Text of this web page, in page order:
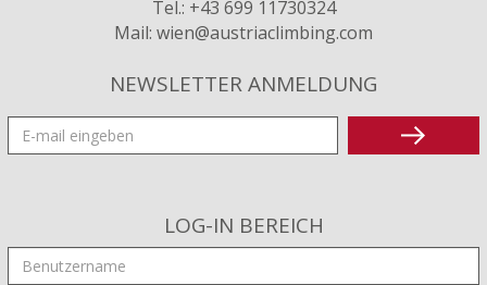
Tel.: +43 699 11730324
Mail: wien@austriaclimbing.com
NEWSLETTER ANMELDUNG
LOG-IN BEREICH